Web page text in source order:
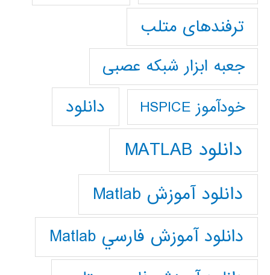
ترفندهای متلب
جعبه ابزار شبکه عصبی
خودآموز HSPICE دانلود
دانلود MATLAB
دانلود آموزش Matlab
دانلود آموزش فارسي Matlab